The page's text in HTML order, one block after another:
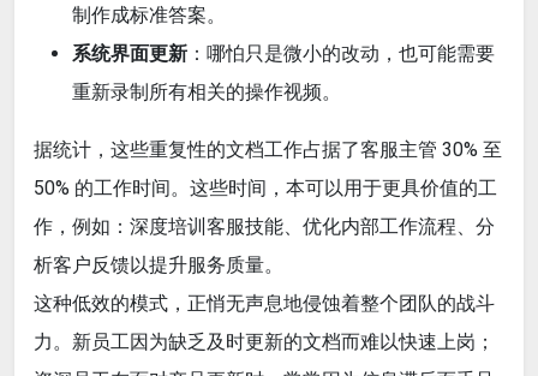
制作成标准答案。
系统界面更新 ：哪怕只是微小的改动，也可能需要
重新录制所有相关的操作视频。
据统计，这些重复性的文档工作占据了客服主管 30% 至
50% 的工作时间。这些时间，本可以用于更具价值的工
作，例如：深度培训客服技能、优化内部工作流程、分
析客户反馈以提升服务质量。
这种低效的模式，正悄无声息地侵蚀着整个团队的战斗
力。新员工因为缺乏及时更新的文档而难以快速上岗；